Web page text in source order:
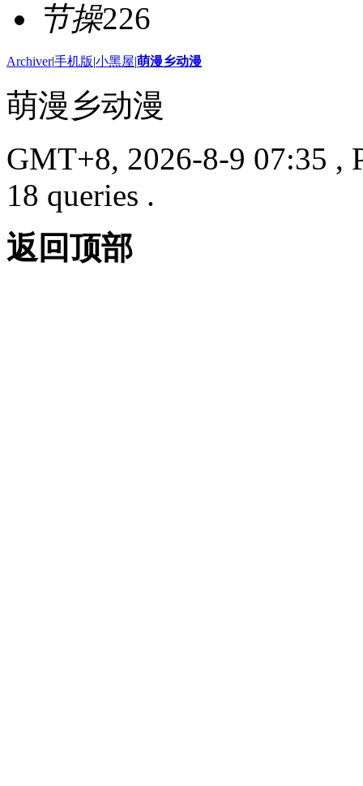
节操226
Archiver|手机版|小黑屋|萌漫乡动漫
萌漫乡动漫
GMT+8, 2026-8-9 07:35 ,
18 queries .
返回顶部